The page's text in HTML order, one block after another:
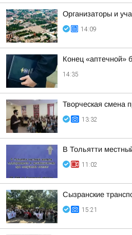
Организаторы и
14:09
Конец «аптечной»
14:35
Творческая смена
13:32
В Тольятти
11:02
Сызранские
15:21